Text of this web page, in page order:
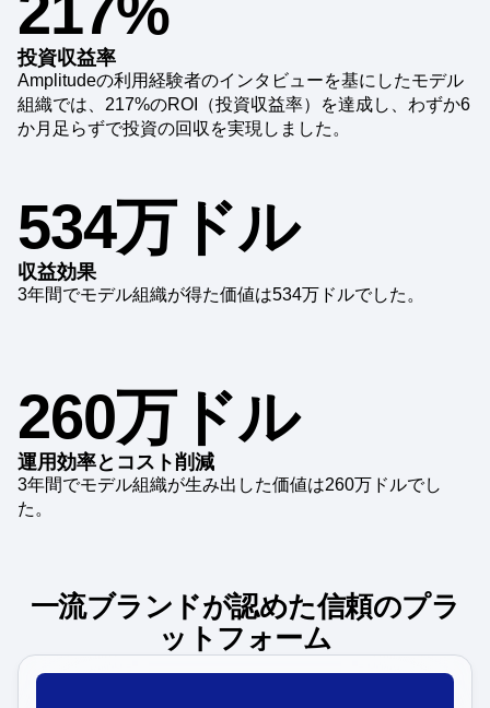
投資収益率
Amplitudeの利用経験者のインタビューを基にしたモデル
組織では、217%のROI（投資収益率）を達成し、わずか6
か月足らずで投資の回収を実現しました。
534万ドル
収益効果
3年間でモデル組織が得た価値は534万ドルでした。
260万ドル
運用効率とコスト削減
3年間でモデル組織が生み出した価値は260万ドルでし
た。
一流ブランドが認めた信頼のプラ
ットフォーム